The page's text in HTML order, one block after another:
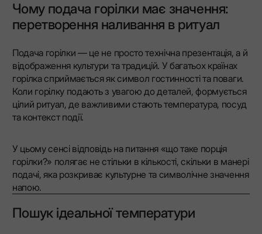
Чому подача горілки має значення:
перетворення наливання в ритуал
Подача горілки — це не просто технічна презентація, а й
відображення культури та традицій. У багатьох країнах
горілка сприймається як символ гостинності та поваги.
Коли горілку подають з увагою до деталей, формується
цілий ритуал, де важливими стають температура, посуд
та контекст події.
У цьому сенсі відповідь на питання «що таке порція
горілки?» полягає не стільки в кількості, скільки в манері
подачі, яка розкриває культурне та символічне значення
напою.
Пошук ідеальної температури